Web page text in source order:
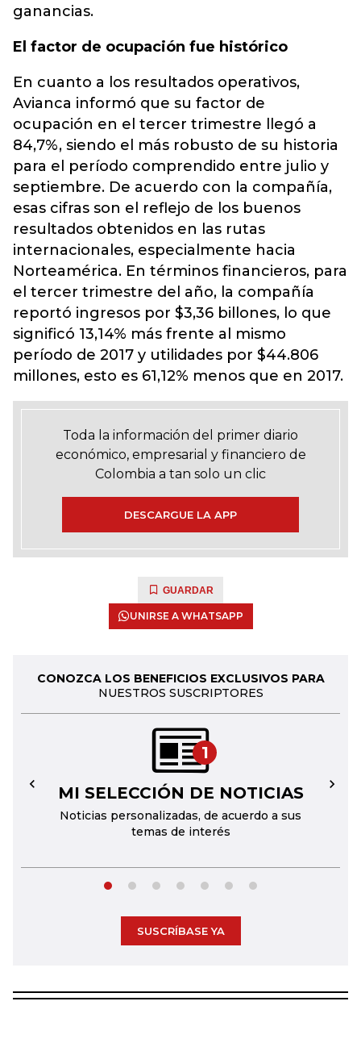
ganancias.
El factor de ocupación fue histórico
En cuanto a los resultados operativos,
Avianca informó que su factor de
ocupación en el tercer trimestre llegó a
84,7%, siendo el más robusto de su historia
para el período comprendido entre julio y
septiembre. De acuerdo con la compañía,
esas cifras son el reflejo de los buenos
resultados obtenidos en las rutas
internacionales, especialmente hacia
Norteamérica. En términos financieros, para
el tercer trimestre del año, la compañía
reportó ingresos por $3,36 billones, lo que
significó 13,14% más frente al mismo
período de 2017 y utilidades por $44.806
millones, esto es 61,12% menos que en 2017.
Toda la información del primer diario
económico, empresarial y financiero de
Colombia a tan solo un clic
DESCARGUE LA APP
GUARDAR
UNIRSE A WHATSAPP
CONOZCA LOS BENEFICIOS EXCLUSIVOS PARA
NUESTROS SUSCRIPTORES
1
MI SELECCIÓN DE NOTICIAS
Noticias personalizadas, de acuerdo a sus
temas de interés
← →
SUSCRÍBASE YA